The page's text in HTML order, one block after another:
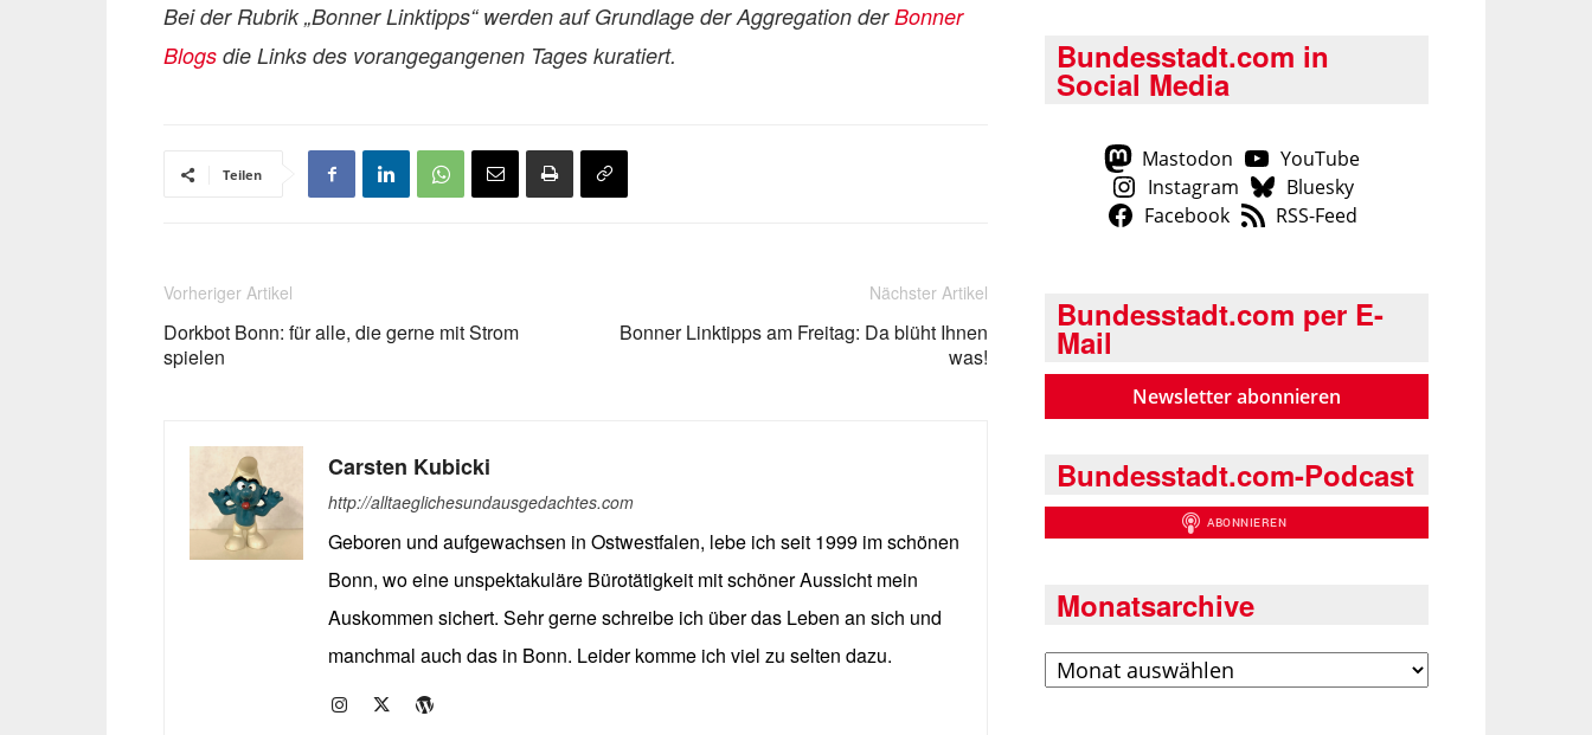
Bei der Rubrik „Bonner Linktipps“ werden auf Grundlage der Aggregation derBonner
Blogs die Links des vorangegangenen Tages kuratiert.
Teilen
Vorheriger Artikel
Dorkbot Bonn: für alle, die gerne mit Strom
spielen
Nächster Artikel
Bonner Linktipps am Freitag: Da blüht Ihnen
was!
Carsten Kubicki
http://alltaeglichesundausgedachtes.com
Geboren und aufgewachsen in Ostwestfalen, lebe ich seit 1999 im schönen
Bonn, wo eine unspektakuläre Bürotätigkeit mit schöner Aussicht mein
Auskommen sichert. Sehr gerne schreibe ich über das Leben an sich und
manchmal auch das in Bonn. Leider komme ich viel zu selten dazu.
Bundesstadt.com in
Social Media
Mastodon
YouTube
Instagram
Bluesky
Facebook
RSS-Feed
Bundesstadt.com per E-
Mail
Newsletter abonnieren
Bundesstadt.com-Podcast
Monatsarchive
Archiv